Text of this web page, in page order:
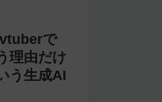
vtuberで
理由だけ
う生成AI